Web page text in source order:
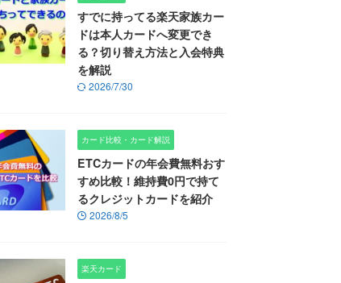
すでに持ってる楽天家族カー
ドは本人カードへ変更でき
る？切り替え方法と入会特典
を解説
2026/7/30
カード比較・カード解説
ETCカードの年会費無料おす
すめ比較！維持費0円で持て
るクレジットカードを紹介
2026/8/5
楽天カード